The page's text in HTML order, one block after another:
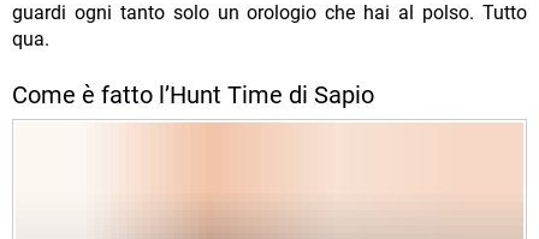
guardi ogni tanto solo un orologio che hai al polso. Tutto
qua.
Come è fatto l’Hunt Time di Sapio